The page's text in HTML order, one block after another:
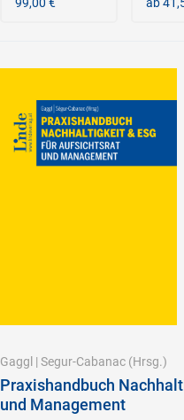
Gaggl | Segur-Cabanac (Hrsg.)
Praxishandbuch
und Management